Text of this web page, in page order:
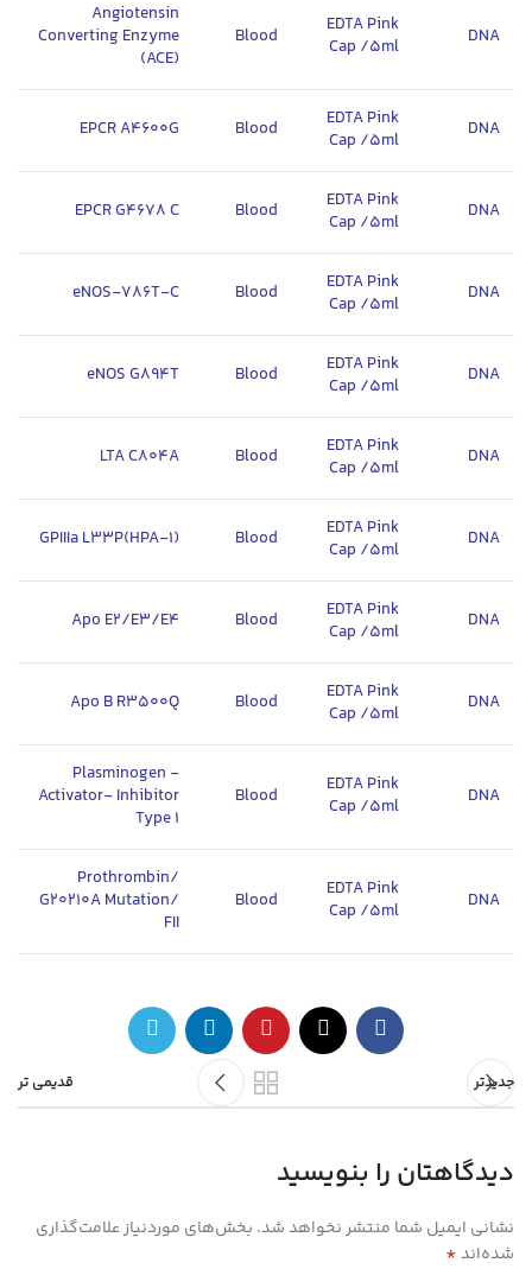
DNA
EDTA Pink
Cap /5ml
Blood
Angiotensin
Converting Enzyme
(ACE)
DNA
EDTA Pink
Cap /5ml
Blood
EPCR A4600G
DNA
EDTA Pink
Cap /5ml
Blood
EPCR G4678 C
DNA
EDTA Pink
Cap /5ml
Blood
eNOS-786T-C
DNA
EDTA Pink
Cap /5ml
Blood
eNOS G894T
DNA
EDTA Pink
Cap /5ml
Blood
LTA C804A
DNA
EDTA Pink
Cap /5ml
Blood
GPIIIa L33P(HPA-1)
DNA
EDTA Pink
Cap /5ml
Blood
Apo E2/E3/E4
DNA
EDTA Pink
Cap /5ml
Blood
Apo B R3500Q
DNA
EDTA Pink
Cap /5ml
Blood
Plasminogen -
Activator- Inhibitor
Type 1
DNA
EDTA Pink
Cap /5ml
Blood
Prothrombin/
G20210A Mutation/
FII
جدیدتر قدیمی تر
دیدگاهتان را بنویسید
نشانی ایمیل شما منتشر نخواهد شد. بخش‌های موردنیاز علامت‌گذاری
شده‌اند*